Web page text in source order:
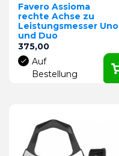
Favero Assioma
rechte Achse zu
Leistungsmesser Uno
und Duo
Preis
375,00
Auf
Bestellung